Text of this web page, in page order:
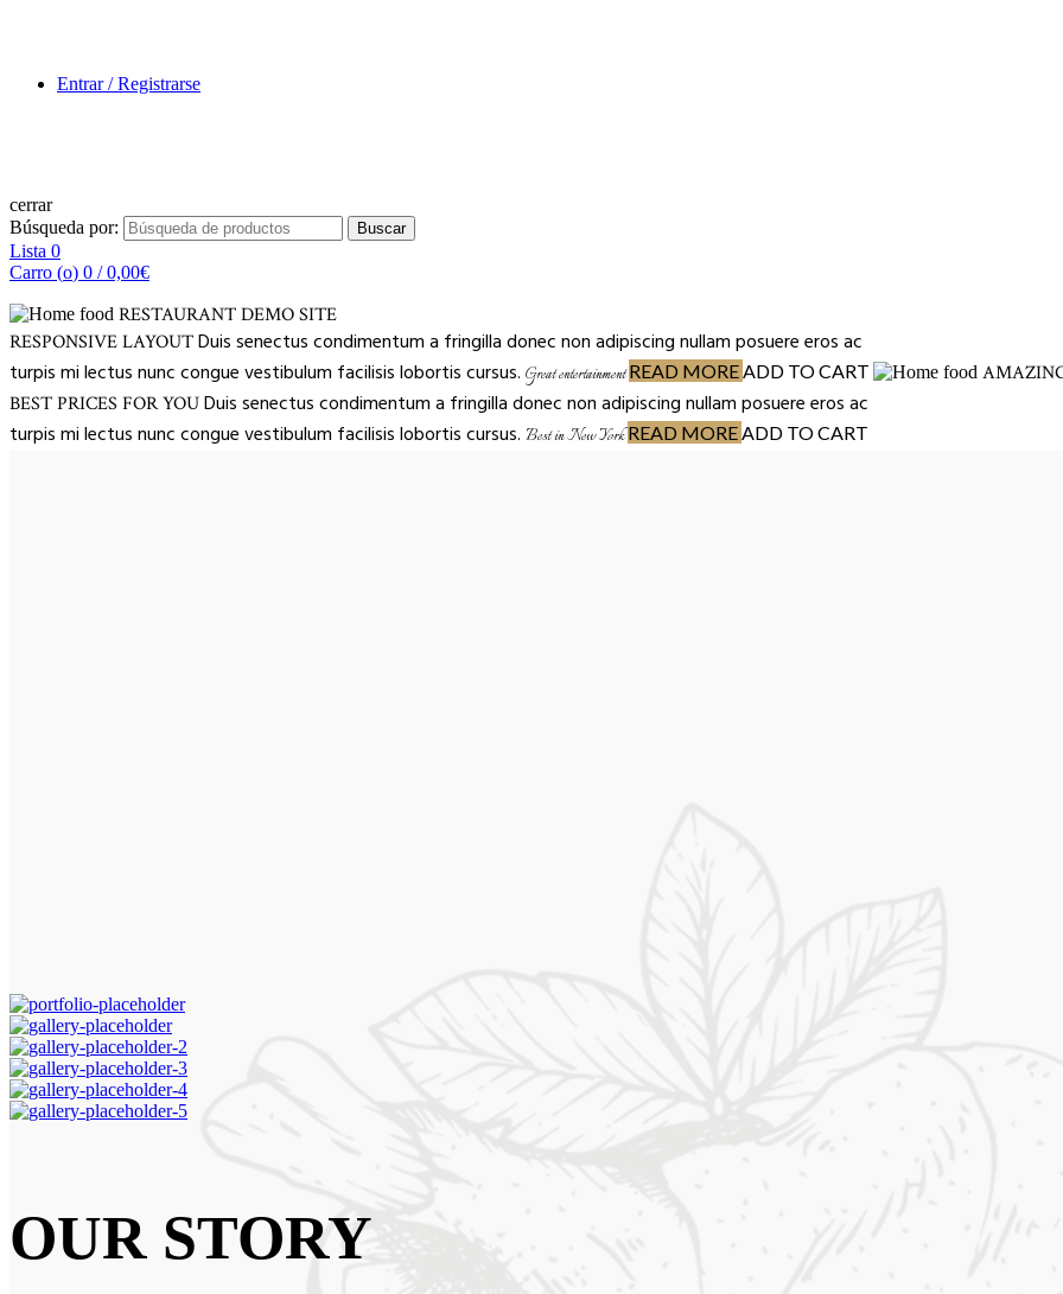
Entrar / Registrarse
cerrar
Búsqueda por:
Buscar
Lista 0
Carro (o) 0 / 0,00€
RESTAURANT DEMO SITE
RESPONSIVE LAYOUTDuis senectus condimentum a fringilla donec non adipiscing nullam posuere eros ac
turpis mi lectus nunc congue vestibulum facilisis lobortis cursus. Great entertainmentREAD MOREADD TO CART
BEST PRICES FOR YOUDuis senectus condimentum a fringilla donec non adipiscing nullam posuere eros ac
turpis mi lectus nunc congue vestibulum facilisis lobortis cursus. Best in New YorkREAD MOREADD TO CART
OUR STORY